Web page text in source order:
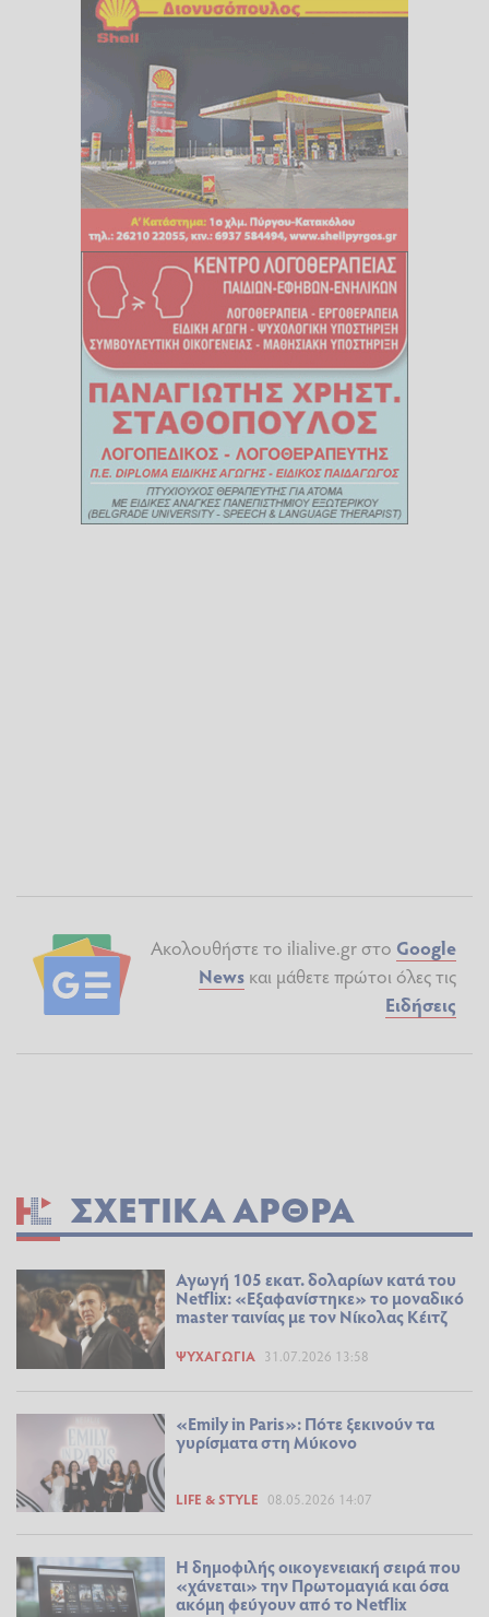
Ακολουθήστε το ilialive.gr στο Google
News και μάθετε πρώτοι όλες τις
Ειδήσεις
ΣΧΕΤΙΚΆ ΆΡΘΡΑ
Αγωγή 105 εκατ. δολαρίων κατά του
Netflix: «Εξαφανίστηκε» το μοναδικό
master ταινίας με τον Νίκολας Κέιτζ
ΨΥΧΑΓΩΓΊΑ 31.07.2026 13:58
«Emily in Paris»: Πότε ξεκινούν τα
γυρίσματα στη Μύκονο
LIFE & STYLE 08.05.2026 14:07
Η δημοφιλής οικογενειακή σειρά που
«χάνεται» την Πρωτομαγιά και όσα
ακόμη φεύγουν από το Netflix